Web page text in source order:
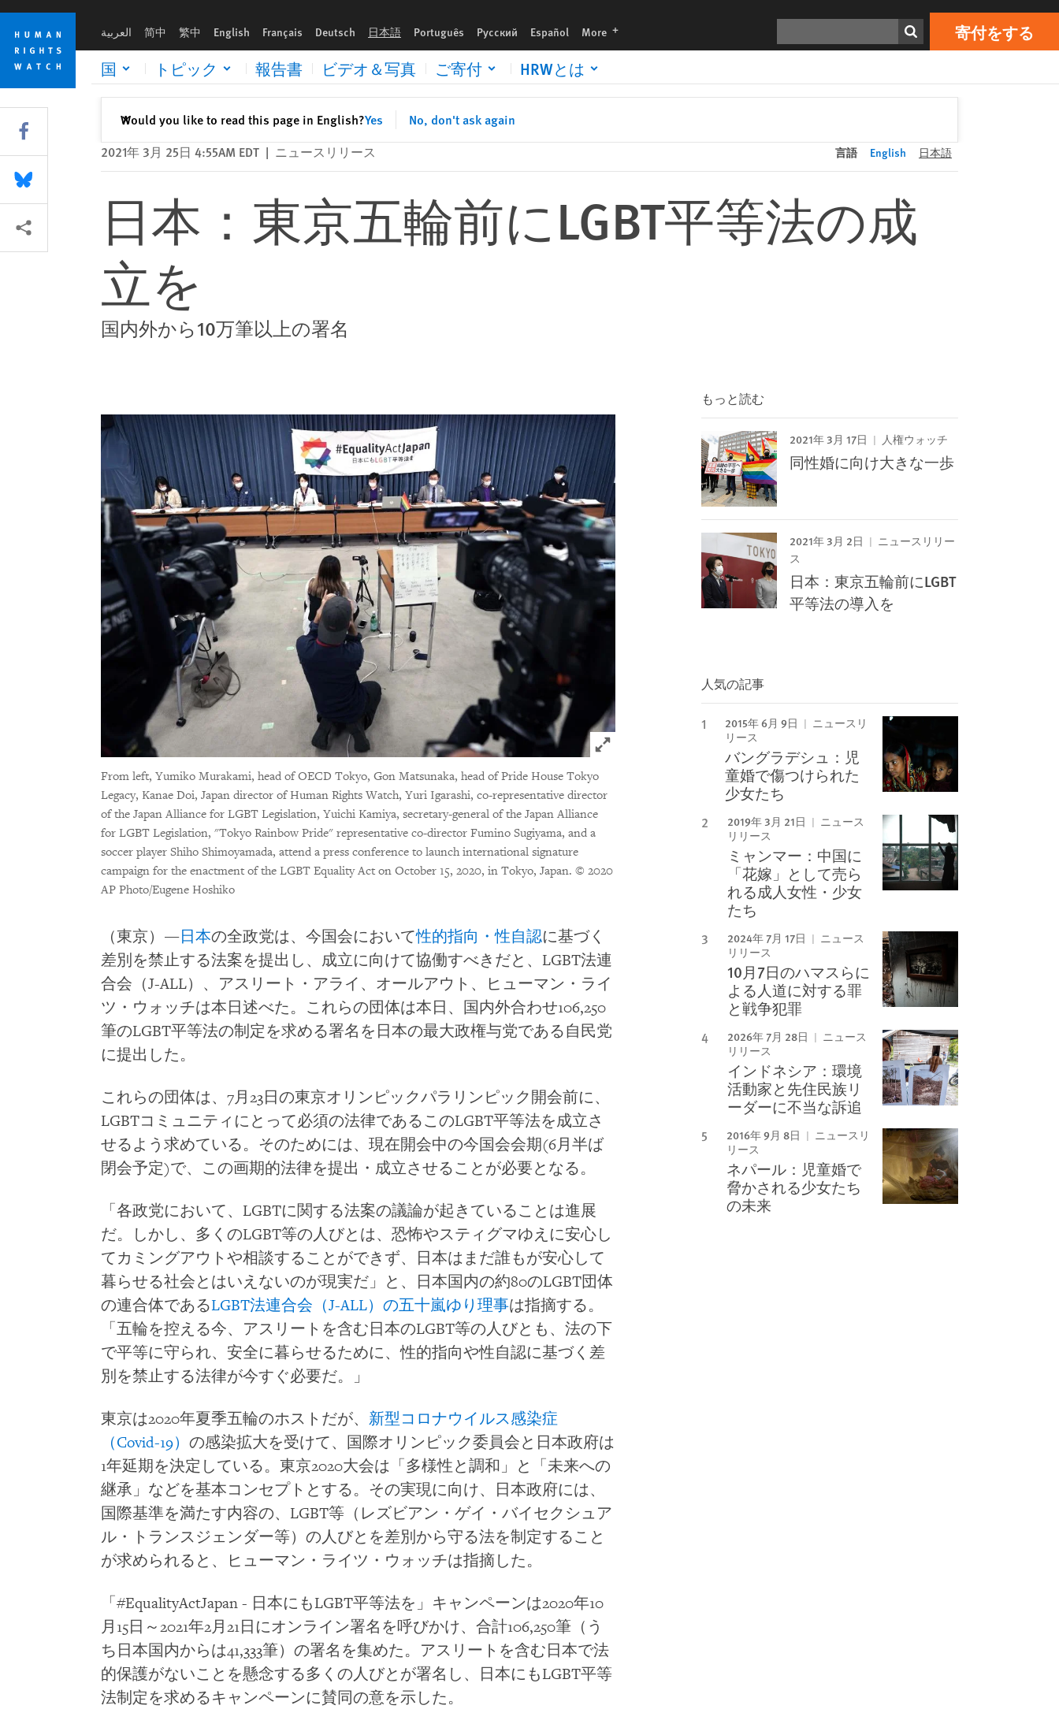
Skip
cookie
privacy
notice
Skip
main
content
العربية 简中 繁中 English Français Deutsch 日本語 Português Русский Español More languages 寄付をする
国 トピック 報告書 ビデオ＆写真 ご寄付 HRWとは
Would you like to read this page in English?Yes No, don't ask again
✕閉じる
Print 寄付をする
2021年 3月 25日 4:55AM EDT | ニュースリリース 言語 English 日本語
日本：東京五輪前にLGBT平等法の成
立を
国内外から10万筆以上の署名
Click to expand Image
From left, Yumiko Murakami, head of OECD Tokyo, Gon Matsunaka, head of Pride House Tokyo
Legacy, Kanae Doi, Japan director of Human Rights Watch, Yuri Igarashi, co-representative director
of the Japan Alliance for LGBT Legislation, Yuichi Kamiya, secretary-general of the Japan Alliance
for LGBT Legislation, "Tokyo Rainbow Pride" representative co-director Fumino Sugiyama, and a
soccer player Shiho Shimoyamada, attend a press conference to launch international signature
campaign for the enactment of the LGBT Equality Act on October 15, 2020, in Tokyo, Japan. © 2020
AP Photo/Eugene Hoshiko
（東京）―日本の全政党は、今国会において性的指向・性自認に基づく
差別を禁止する法案を提出し、成立に向けて協働すべきだと、LGBT法連
合会（J-ALL）、アスリート・アライ、オールアウト、ヒューマン・ライ
ツ・ウォッチは本日述べた。これらの団体は本日、国内外合わせ106,250
筆のLGBT平等法の制定を求める署名を日本の最大政権与党である自民党
に提出した。
これらの団体は、7月23日の東京オリンピックパラリンピック開会前に、
LGBTコミュニティにとって必須の法律であるこのLGBT平等法を成立さ
せるよう求めている。そのためには、現在開会中の今国会会期(6月半ば
閉会予定)で、この画期的法律を提出・成立させることが必要となる。
「各政党において、LGBTに関する法案の議論が起きていることは進展
だ。しかし、多くのLGBT等の人びとは、恐怖やスティグマゆえに安心し
てカミングアウトや相談することができず、日本はまだ誰もが安心して
暮らせる社会とはいえないのが現実だ」と、日本国内の約80のLGBT団体
の連合体であるLGBT法連合会（J-ALL）の五十嵐ゆり理事は指摘する。
「五輪を控える今、アスリートを含む日本のLGBT等の人びとも、法の下
で平等に守られ、安全に暮らせるために、性的指向や性自認に基づく差
別を禁止する法律が今すぐ必要だ。」
東京は2020年夏季五輪のホストだが、 新型コロナウイルス感染症
（Covid-19） の感染拡大を受けて、国際オリンピック委員会と日本政府は
1年延期を決定している。東京2020大会は「多様性と調和」と「未来への
継承」などを基本コンセプトとする。その実現に向け、日本政府には、
国際基準を満たす内容の、LGBT等（レズビアン・ゲイ・バイセクシュア
ル・トランスジェンダー等）の人びとを差別から守る法を制定すること
が求められると、ヒューマン・ライツ・ウォッチは指摘した。
「#EqualityActJapan - 日本にもLGBT平等法を」キャンペーンは2020年10
月15日～2021年2月21日にオンライン署名を呼びかけ、合計106,250筆（う
ち日本国内からは41,333筆）の署名を集めた。アスリートを含む日本で法
的保護がないことを懸念する多くの人びとが署名し、日本にもLGBT平等
法制定を求めるキャンペーンに賛同の意を示した。
もっと読む
2021年 3月 17日 人権ウォッチ
同性婚に向け大きな一歩
2021年 3月 2日
ニュースリリー
ス
日本：東京五輪前にLGBT
平等法の導入を
人気の記事
2015年 6月 9日
ニュースリ
リース
バングラデシュ：児
童婚で傷つけられた
少女たち
2019年 3月 21日
ニュース
リリース
ミャンマー：中国に
「花嫁」として売ら
れる成人女性・少女
たち
2024年 7月 17日
ニュース
リリース
10月7日のハマスらに
よる人道に対する罪
と戦争犯罪
2026年 7月 28日
ニュース
リリース
インドネシア：環境
活動家と先住民族リ
ーダーに不当な訴追
2016年 9月 8日
ニュースリ
リース
ネパール：児童婚で
脅かされる少女たち
の未来
Share this via Facebook
Share this via Bluesky
More sharing options